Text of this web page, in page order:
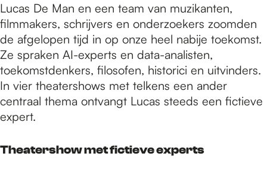
Lucas De Man en een team van muzikanten,
filmmakers, schrijvers en onderzoekers zoomden
de afgelopen tijd in op onze heel nabije toekomst.
Ze spraken AI-experts en data-analisten,
toekomstdenkers, filosofen, historici en uitvinders.
In vier theatershows met telkens een ander
centraal thema ontvangt Lucas steeds een fictieve
expert.
Theatershow met fictieve experts